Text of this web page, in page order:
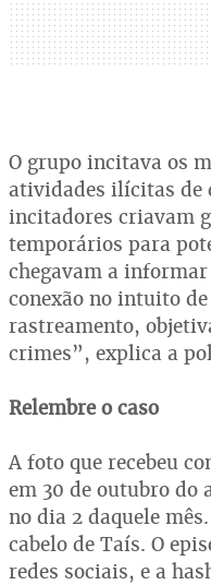
O grupo incitava os
atividades ilícitas de
incitadores criavam
temporários para
chegavam a
conexão no intuito
rastreamento,
crimes”, explica a
Relembre o caso
A foto que recebeu
em 30 de outubro do
no dia 2 daquele
cabelo de Taís. O
redes sociais, e a